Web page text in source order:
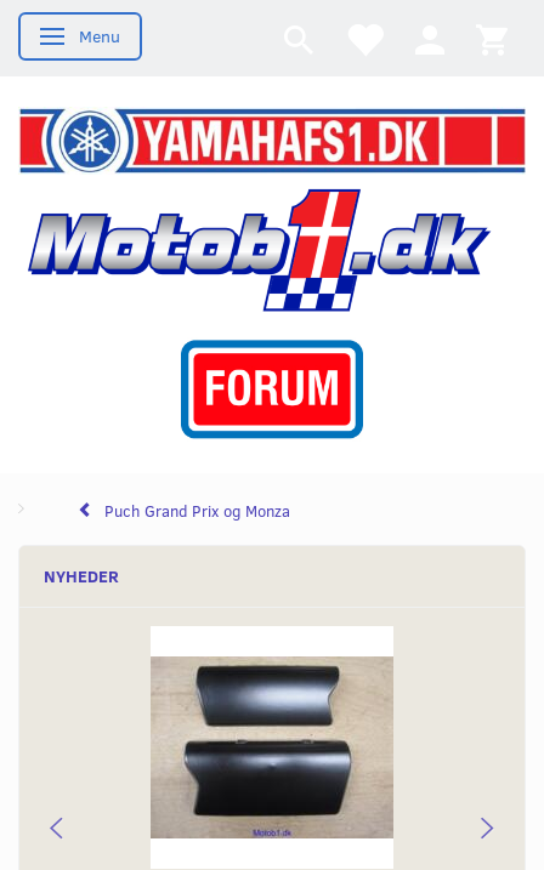
Skifte navigation
Menu
Puch Grand Prix og Monza
NYHEDER